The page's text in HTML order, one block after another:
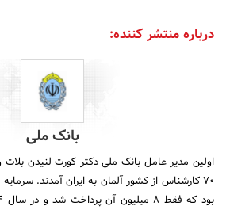
درباره منتشر کننده:
بانک ملی
اولین مدیر عامل بانک ملی دکتر کورت لنیدن